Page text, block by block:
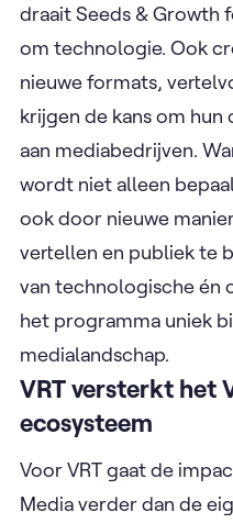
draait Seeds & Growth
om technologie. Ook
nieuwe formats,
krijgen de kans om
aan mediabedrijven.
wordt niet alleen
ook door nieuwe
vertellen en publiek te
van technologische én
het programma uniek
medialandschap.
VRT versterkt het
ecosysteem
Voor VRT gaat de
Media verder dan de